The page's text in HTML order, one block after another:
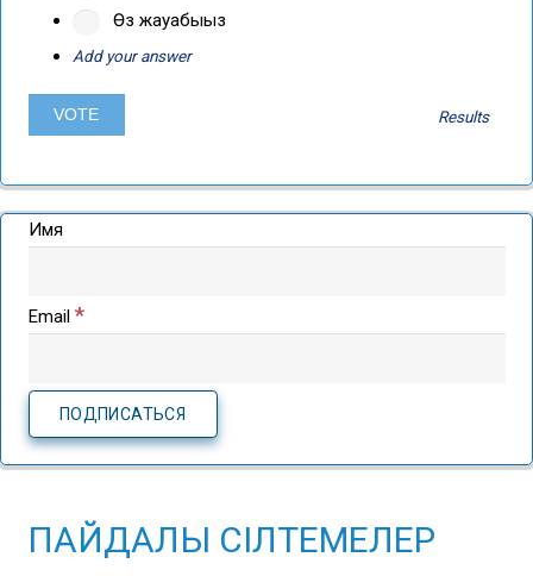
Өз жауабыңыз
Add your answer
Results
Имя
Email *
ПАЙДАЛЫ СІЛТЕМЕЛЕР